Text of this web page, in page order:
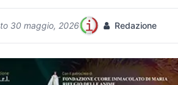
30 maggio, 2026 Redazione